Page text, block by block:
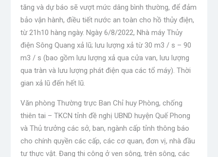
tăng và dự báo sẽ vượt mức dâng bình thường, để đảm
bảo vận hành, điều tiết nước an toàn cho hồ thủy điện,
từ 21h10 hàng ngày. Ngày 6/8/2022, Nhà máy Thủy
điện Sông Quang xả lũ; lưu lượng xả từ 30 m3 / s – 90
m3 / s (bao gồm lưu lượng xả qua cửa van, lưu lượng
qua tràn và lưu lượng phát điện qua các tổ máy). Thời
gian xả lũ đến hết lũ.
Văn phòng Thường trực Ban Chỉ huy Phòng, chống
thiên tai – TKCN tỉnh đề nghị UBND huyện Quế Phong
và Thủ trưởng các sở, ban, ngành cấp tỉnh thông báo
cho chính quyền các cấp, các cơ quan, đơn vị, nhà đầu
tư thực vật. Đang thi công ở ven sông, trên sông, các